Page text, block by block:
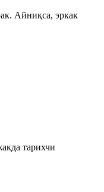
Айниқса, эркак
тарихчи